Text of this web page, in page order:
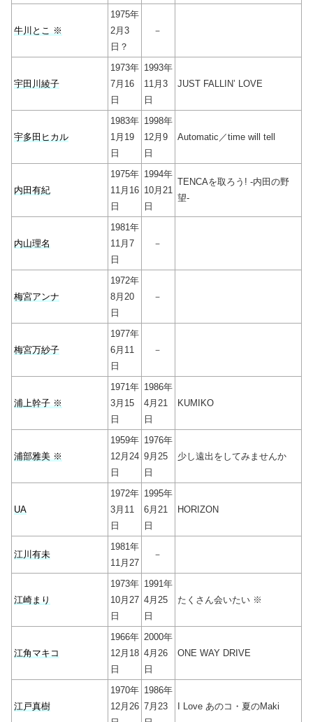
牛川とこ ※
1975年
2月3
日？
－
宇田川綾子
1973年
7月16
日
1993年
11月3
日
JUST FALLIN’ LOVE
宇多田ヒカル
1983年
1月19
日
1998年
12月9
日
Automatic／time will tell
内田有紀
1975年
11月16
日
1994年
10月21
日
TENCAを取ろう! -内田の野
望-
内山理名
1981年
11月7
日
－
梅宮アンナ
1972年
8月20
日
－
梅宮万紗子
1977年
6月11
日
－
浦上幹子 ※
1971年
3月15
日
1986年
4月21
日
KUMIKO
浦部雅美 ※
1959年
12月24
日
1976年
9月25
日
少し遠出をしてみませんか
UA
1972年
3月11
日
1995年
6月21
日
HORIZON
江川有未
1981年
11月27
－
江崎まり
1973年
10月27
日
1991年
4月25
日
たくさん会いたい ※
江角マキコ
1966年
12月18
日
2000年
4月26
日
ONE WAY DRIVE
江戸真樹
1970年
12月26
1986年
7月23
I Love あのコ・夏のMaki